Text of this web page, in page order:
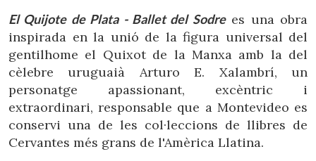
El Quijote de Plata - Ballet del Sodrees una obra
inspirada en la unió de la figura universal del
gentilhome el Quixot de la Manxa amb la del
cèlebre uruguaià Arturo E. Xalambrí, un
personatge apassionant, excèntric i
extraordinari, responsable que a Montevideo es
conservi una de les col·leccions de llibres de
Cervantes més grans de l'Amèrica Llatina.